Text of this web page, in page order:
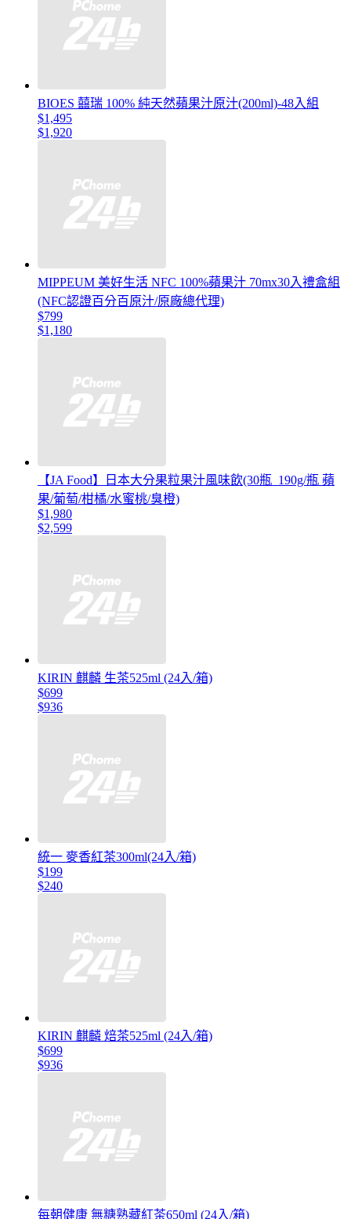
BIOES 囍瑞 100% 純天然蘋果汁原汁(200ml)-48入組
$1,495
$1,920
MIPPEUM 美好生活 NFC 100%蘋果汁 70mx30入禮盒組
(NFC認證百分百原汁/原廠總代理)
$799
$1,180
【JA Food】日本大分果粒果汁風味飲(30瓶_190g/瓶 蘋
果/葡萄/柑橘/水蜜桃/臭橙)
$1,980
$2,599
KIRIN 麒麟 生茶525ml (24入/箱)
$699
$936
統一 麥香紅茶300ml(24入/箱)
$199
$240
KIRIN 麒麟 焙茶525ml (24入/箱)
$699
$936
每朝健康 無糖熟藏紅茶650ml (24入/箱)